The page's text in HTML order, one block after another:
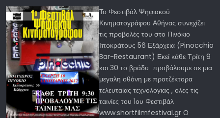
Το Φεστιβάλ Ψηφιακού
Κινηματογράφου Αθήνας συνεχίζει
τις προβολές του στο Πινόκιο
Ιποκράτους 56 Εξάρχεια (Pinocchio
Bar-Restaurant) Εκεί κάθε Τρίτη 9
και 30 το βράδυ προβάλουμε σε μια
μεγαλη οθόνη με προτζέκτορα
τελευταίας τεχνολογιας , ολες τις
ταινίες του 1ου Φεστιβάλ
www.shortfilmfestival.gr Ο